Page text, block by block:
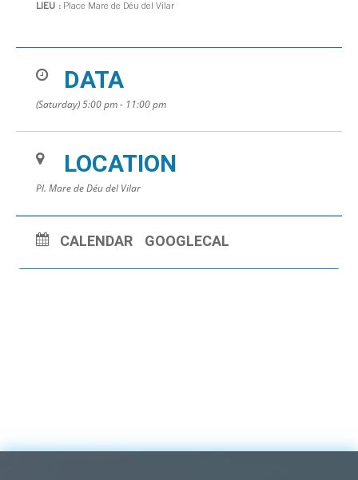
LIEU : Place Mare de Déu del Vilar
DATA
(Saturday) 5:00 pm - 11:00 pm
LOCATION
Pl. Mare de Déu del Vilar
CALENDAR GOOGLECAL